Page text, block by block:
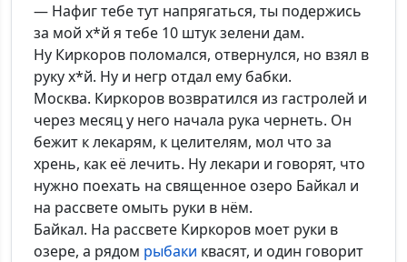
— Нафиг тебе тут напрягаться, ты подержись
за мой х*й я тебе 10 штук зелени дам.
Ну Киркоров поломался, отвернулся, но взял в
руку х*й. Ну и негр отдал ему бабки.
Москва. Киркоров возвратился из гастролей и
через месяц у него начала рука чернеть. Он
бежит к лекарям, к целителям, мол что за
хрень, как её лечить. Ну лекари и говорят, что
нужно поехать на священное озеро Байкал и
на рассвете омыть руки в нём.
Байкал. На рассвете Киркоров моет руки в
озере, а рядом рыбаки квасят, и один говорит